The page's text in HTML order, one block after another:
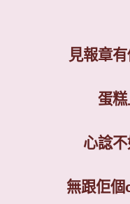
見報章
蛋
心諗
無跟佢個